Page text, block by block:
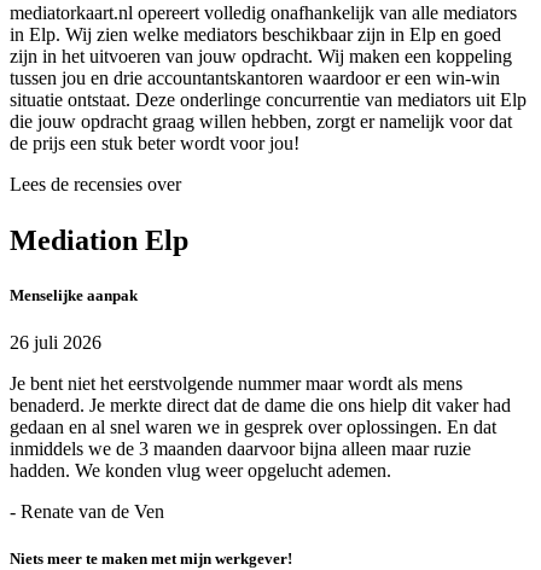
mediatorkaart.nl opereert volledig onafhankelijk van alle mediators
in Elp. Wij zien welke mediators beschikbaar zijn in Elp en goed
zijn in het uitvoeren van jouw opdracht. Wij maken een koppeling
tussen jou en drie accountantskantoren waardoor er een win-win
situatie ontstaat. Deze onderlinge concurrentie van mediators uit Elp
die jouw opdracht graag willen hebben, zorgt er namelijk voor dat
de prijs een stuk beter wordt voor jou!
Lees de recensies over
Mediation Elp
Menselijke aanpak
26 juli 2026
Je bent niet het eerstvolgende nummer maar wordt als mens
benaderd. Je merkte direct dat de dame die ons hielp dit vaker had
gedaan en al snel waren we in gesprek over oplossingen. En dat
inmiddels we de 3 maanden daarvoor bijna alleen maar ruzie
hadden. We konden vlug weer opgelucht ademen.
- Renate van de Ven
Niets meer te maken met mijn werkgever!